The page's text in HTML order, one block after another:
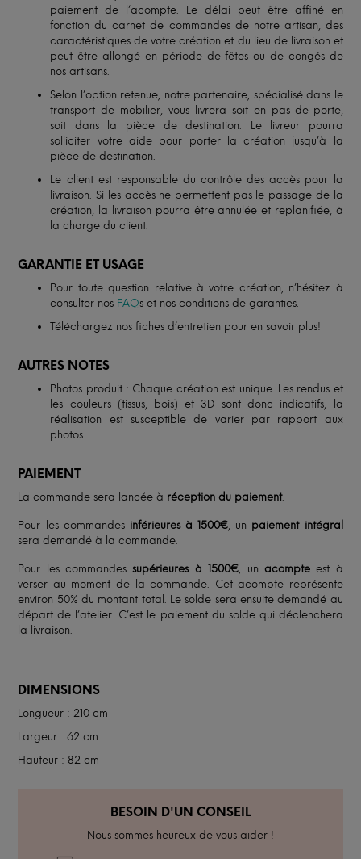
paiement de l’acompte. Le délai peut être affiné en
fonction du carnet de commandes de notre artisan, des
caractéristiques de votre création et du lieu de livraison et
peut être allongé en période de fêtes ou de congés de
nos artisans.
Selon l’option retenue, notre partenaire, spécialisé dans le
transport de mobilier, vous livrera soit en pas-de-porte,
soit dans la pièce de destination. Le livreur pourra
solliciter votre aide pour porter la création jusqu’à la
pièce de destination.
Le client est responsable du contrôle des accès pour la
livraison. Si les accès ne permettent pas le passage de la
création, la livraison pourra être annulée et replanifiée, à
la charge du client.
GARANTIE ET USAGE
Pour toute question relative à votre création, n’hésitez à
consulter nos FAQs et nos conditions de garanties.
Téléchargez nos fiches d’entretien pour en savoir plus!
AUTRES NOTES
Photos produit : Chaque création est unique. Les rendus et
les couleurs (tissus, bois) et 3D sont donc indicatifs, la
réalisation est susceptible de varier par rapport aux
photos.
PAIEMENT
La commande sera lancée à réception du paiement.
Pour les commandes inférieures à 1500€, un paiement intégral
sera demandé à la commande.
Pour les commandessupérieures à 1500€, un acompteest à
verser au moment de la commande. Cet acompte représente
environ 50% du montant total. Le solde sera ensuite demandé au
départ de l’atelier. C’est le paiement du solde qui déclenchera
la livraison.
DIMENSIONS
Longueur : 210 cm
Largeur : 62 cm
Hauteur : 82 cm
BESOIN D'UN CONSEIL
Nous sommes heureux de vous aider !